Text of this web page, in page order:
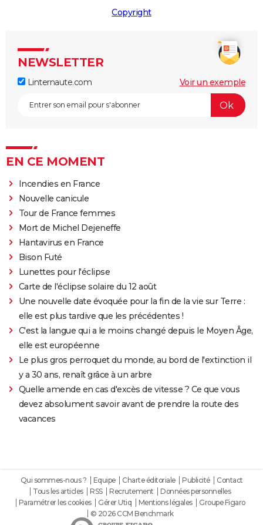
Copyright
NEWSLETTER
Linternaute.com Voir un exemple
EN CE MOMENT
Incendies en France
Nouvelle canicule
Tour de France femmes
Mort de Michel Dejeneffe
Hantavirus en France
Bison Futé
Lunettes pour l'éclipse
Carte de l'éclipse solaire du 12 août
Une nouvelle date évoquée pour la fin de la vie sur Terre :
elle est plus tardive que les précédentes !
C'est la langue qui a le moins changé depuis le Moyen Âge,
elle est européenne
Le plus gros perroquet du monde, au bord de l'extinction il
y a 30 ans, renaît grâce à un arbre
Quelle amende en cas d'excès de vitesse ? Ce que vous
devez absolument savoir avant de prendre la route des
vacances
Qui sommes-nous ? Equipe Charte éditoriale Publicité
Contact
Tous les articles
RSS Recrutement
Données personnelles
Paramétrer les cookies
Gérer Utiq Mentions légales
Groupe Figaro
© 2026 CCM Benchmark